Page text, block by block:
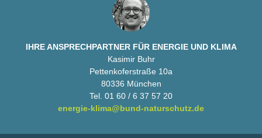
IHRE ANSPRECHPARTNER FÜR ENERGIE UND KLIMA
Kasimir Buhr
Pettenkoferstraße 10a
80336 München
Tel. 01 60 / 6 37 57 20
energie-klima@bund-naturschutz.de